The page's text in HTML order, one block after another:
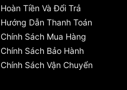
Hoàn Tiền Và Đổi Trả
Hướng Dẫn Thanh Toán
Chính Sách Mua Hàng
Chính Sách Bảo Hành
Chính Sách Vận Chuyển